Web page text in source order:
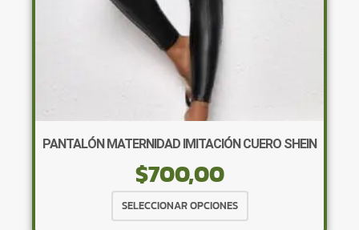
PANTALÓN MATERNIDAD IMITACIÓN CUERO SHEIN
$700,00
SELECCIONAR OPCIONES
producto